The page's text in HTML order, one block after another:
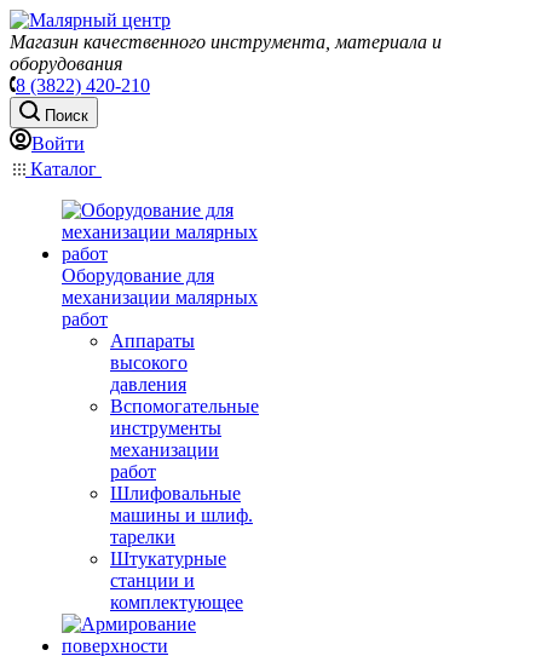
Магазин качественного инструмента, материала и
оборудования
8 (3822) 420-210
Поиск
Войти
Каталог
Оборудование для
механизации малярных
работ
Аппараты
высокого
давления
Вспомогательные
инструменты
механизации
работ
Шлифовальные
машины и шлиф.
тарелки
Штукатурные
станции и
комплектующее